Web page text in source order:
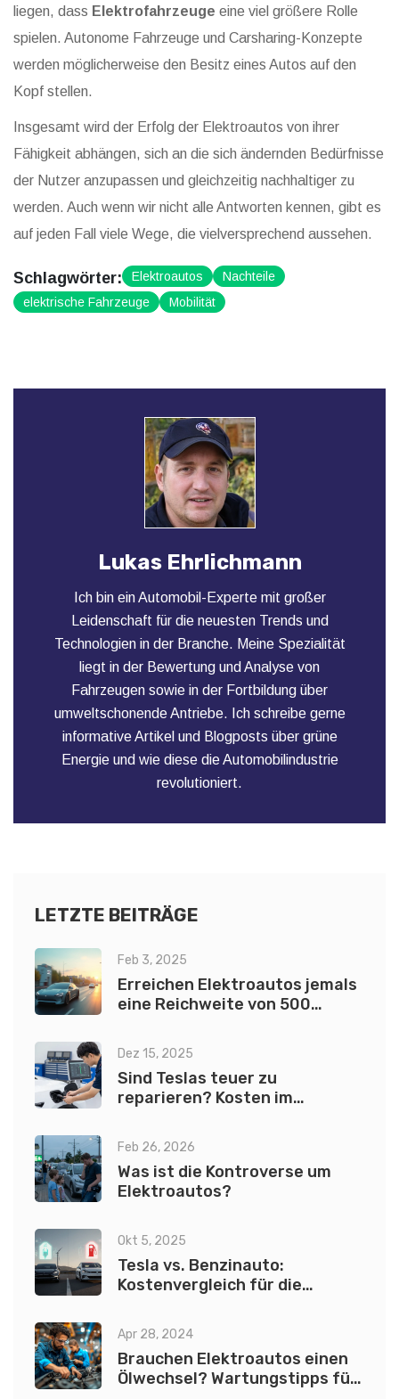
liegen, dass Elektrofahrzeuge eine viel größere Rolle
spielen. Autonome Fahrzeuge und Carsharing-Konzepte
werden möglicherweise den Besitz eines Autos auf den
Kopf stellen.
Insgesamt wird der Erfolg der Elektroautos von ihrer
Fähigkeit abhängen, sich an die sich ändernden Bedürfnisse
der Nutzer anzupassen und gleichzeitig nachhaltiger zu
werden. Auch wenn wir nicht alle Antworten kennen, gibt es
auf jeden Fall viele Wege, die vielversprechend aussehen.
Schlagwörter: Elektroautos
Nachteile
elektrische Fahrzeuge
Mobilität
Lukas Ehrlichmann
Ich bin ein Automobil-Experte mit großer
Leidenschaft für die neuesten Trends und
Technologien in der Branche. Meine Spezialität
liegt in der Bewertung und Analyse von
Fahrzeugen sowie in der Fortbildung über
umweltschonende Antriebe. Ich schreibe gerne
informative Artikel und Blogposts über grüne
Energie und wie diese die Automobilindustrie
revolutioniert.
LETZTE BEITRÄGE
Feb 3, 2025
Erreichen Elektroautos jemals
eine Reichweite von 500
Dez 15, 2025
Sind Teslas teuer zu
reparieren? Kosten im
Elektroautos und
Benzinfahrzeugen
Feb 26, 2026
Was ist die Kontroverse um
Elektroautos?
Okt 5, 2025
Tesla vs. Benzinauto:
Kostenvergleich für die
Apr 28, 2024
Brauchen Elektroautos einen
Ölwechsel? Wartungstipps für